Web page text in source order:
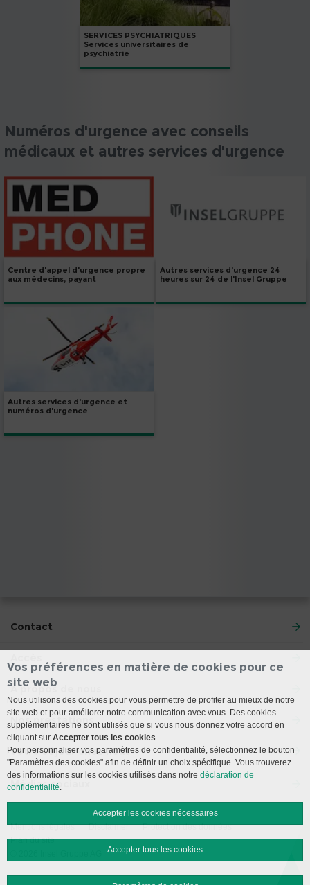
SERVICES PSYCHIATRIQUES
Services universitaires de
psychiatrie
Numéros d'urgence avec conseils
médicaux et autres services d'urgence
Centre d'appel d'urgence propre
aux médecins, payant
Autres services d'urgence 24
heures sur 24 de l'Insel Gruppe
Autres services d'urgence et
numéros d'urgence
Contact
À propos de nous
Nos prestations
Votre séjour chez nous
Médias sociaux
Mentions légales Disclaimer
Protection des données
Plan du site
Vos préférences en matière de cookies pour ce
site web
Nous utilisons des cookies pour vous permettre de profiter au mieux de notre
site web et pour améliorer notre communication avec vous. Des cookies
supplémentaires ne sont utilisés que si vous nous donnez votre accord en
cliquant sur Accepter tous les cookies.
Pour personnaliser vos paramètres de confidentialité, sélectionnez le bouton
"Paramètres des cookies" afin de définir un choix spécifique. Vous trouverez
des informations sur les cookies utilisés dans notre déclaration de
confidentialité.
Accepter les cookies nécessaires
Accepter tous les cookies